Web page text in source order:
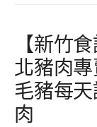
【新竹
北豬肉
毛豬每
肉